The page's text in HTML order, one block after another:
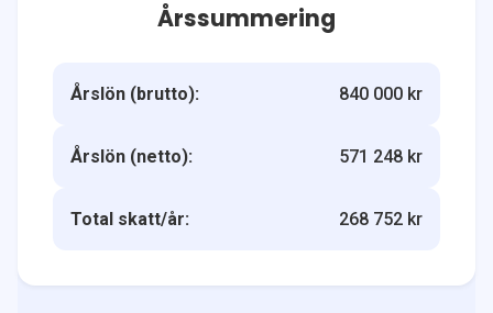
Årssummering
Årslön (brutto): 840 000 kr
Årslön (netto): 571 248 kr
Total skatt/år: 268 752 kr